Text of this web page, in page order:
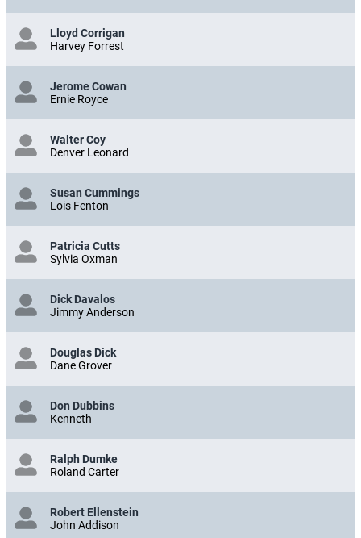
Lloyd Corrigan
Harvey Forrest
Jerome Cowan
Ernie Royce
Walter Coy
Denver Leonard
Susan Cummings
Lois Fenton
Patricia Cutts
Sylvia Oxman
Dick Davalos
Jimmy Anderson
Douglas Dick
Dane Grover
Don Dubbins
Kenneth
Ralph Dumke
Roland Carter
Robert Ellenstein
John Addison